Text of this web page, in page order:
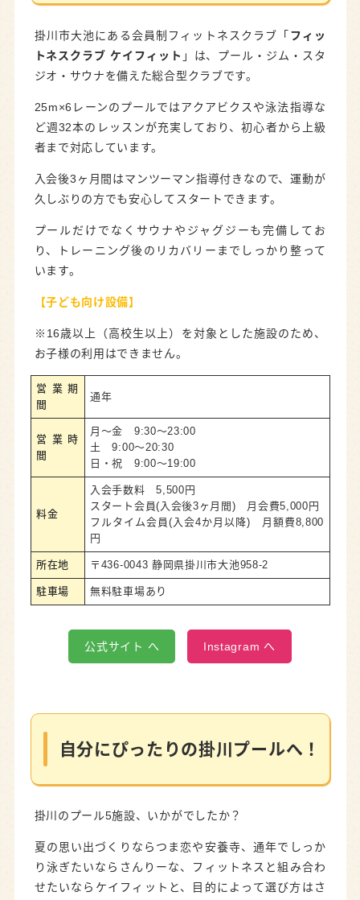
掛川市大池にある会員制フィットネスクラブ「フィッ
トネスクラブ ケイフィット 」は、プール・ジム・スタ
ジオ・サウナを備えた総合型クラブです。
25m×6レーンのプールではアクアビクスや泳法指導な
ど週32本のレッスンが充実しており、初心者から上級
者まで対応しています。
入会後3ヶ月間はマンツーマン指導付きなので、運動が
久しぶりの方でも安心してスタートできます。
プールだけでなくサウナやジャグジーも完備してお
り、トレーニング後のリカバリーまでしっかり整って
います。
【子ども向け設備】
※16歳以上（高校生以上）を対象とした施設のため、
お子様の利用はできません。
営業期
間
通年
営業時
間
月～金 9:30～23:00
土 9:00～20:30
日・祝 9:00～19:00
料金
入会手数料 5,500円
スタート会員(入会後3ヶ月間) 月会費5,000円
フルタイム会員(入会4か月以降) 月額費8,800
円
所在地 〒436-0043 静岡県掛川市大池958-2
駐車場 無料駐車場あり
公式サイト へ Instagram へ
自分にぴったりの掛川プールへ！
掛川のプール5施設、いかがでしたか？
夏の思い出づくりならつま恋や安養寺、通年でしっか
り泳ぎたいならさんりーな、フィットネスと組み合わ
せたいならケイフィットと、目的によって選び方はさ